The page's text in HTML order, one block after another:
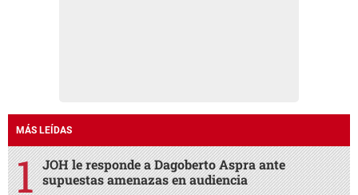
MÁS LEÍDAS
JOH le responde a Dagoberto Aspra ante
supuestas amenazas en audiencia